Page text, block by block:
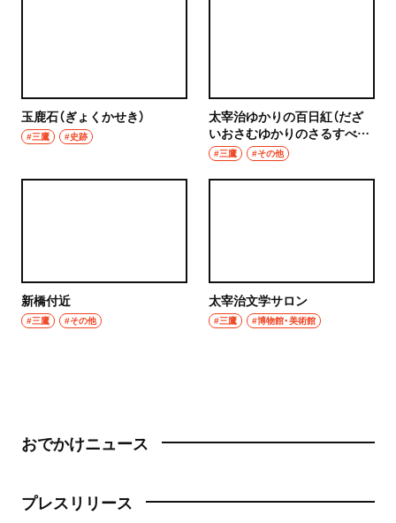
玉鹿石（ぎょくかせき）
#三鷹 #史跡
太宰治ゆかりの百日紅（だざ
いおさむゆかりのさるすべ
り）
#三鷹 #その他
新橋付近
#三鷹 #その他
太宰治文学サロン
#三鷹 #博物館・美術館
おでかけニュース
プレスリリース